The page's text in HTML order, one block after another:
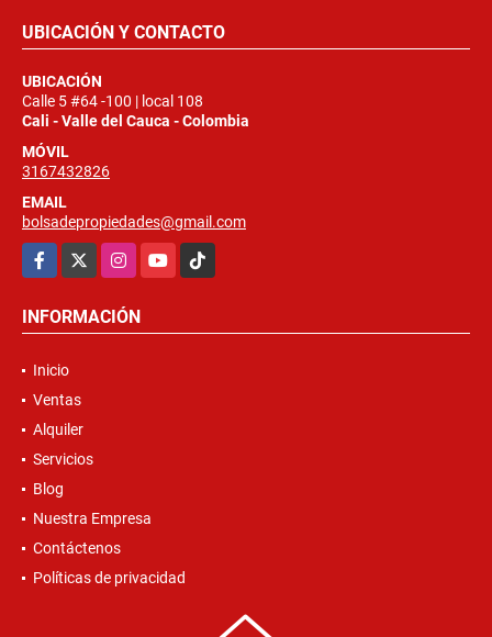
UBICACIÓN Y CONTACTO
UBICACIÓN
Calle 5 #64 -100 | local 108
Cali - Valle del Cauca - Colombia
MÓVIL
3167432826
EMAIL
bolsadepropiedades@gmail.com
Facebook
InstagramYouTubeTikTok
INFORMACIÓN
Inicio
Ventas
Alquiler
Servicios
Blog
Nuestra Empresa
Contáctenos
Políticas de privacidad